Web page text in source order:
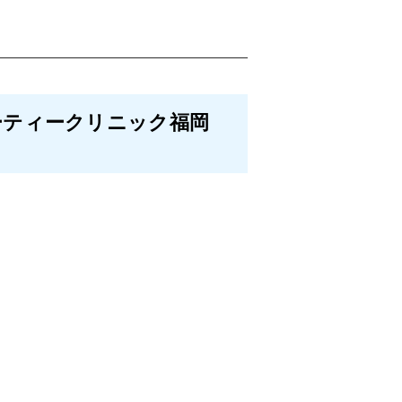
ィークリニック福岡